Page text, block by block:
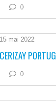
0
15 mai 2022
CERIZAY
0